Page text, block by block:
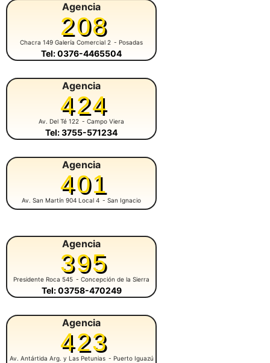
Agencia
208
Chacra 149 Galería Comercial 2 - Posadas
Tel: 0376-4465504
Agencia
424
Av. Del Té 122 - Campo Viera
Tel: 3755-571234
Agencia
401
Av. San Martín 904 Local 4 - San Ignacio
Agencia
395
Presidente Roca 545 - Concepción de la Sierra
Tel: 03758-470249
Agencia
423
Av. Antártida Arg. y Las Petunias - Puerto Iguazú